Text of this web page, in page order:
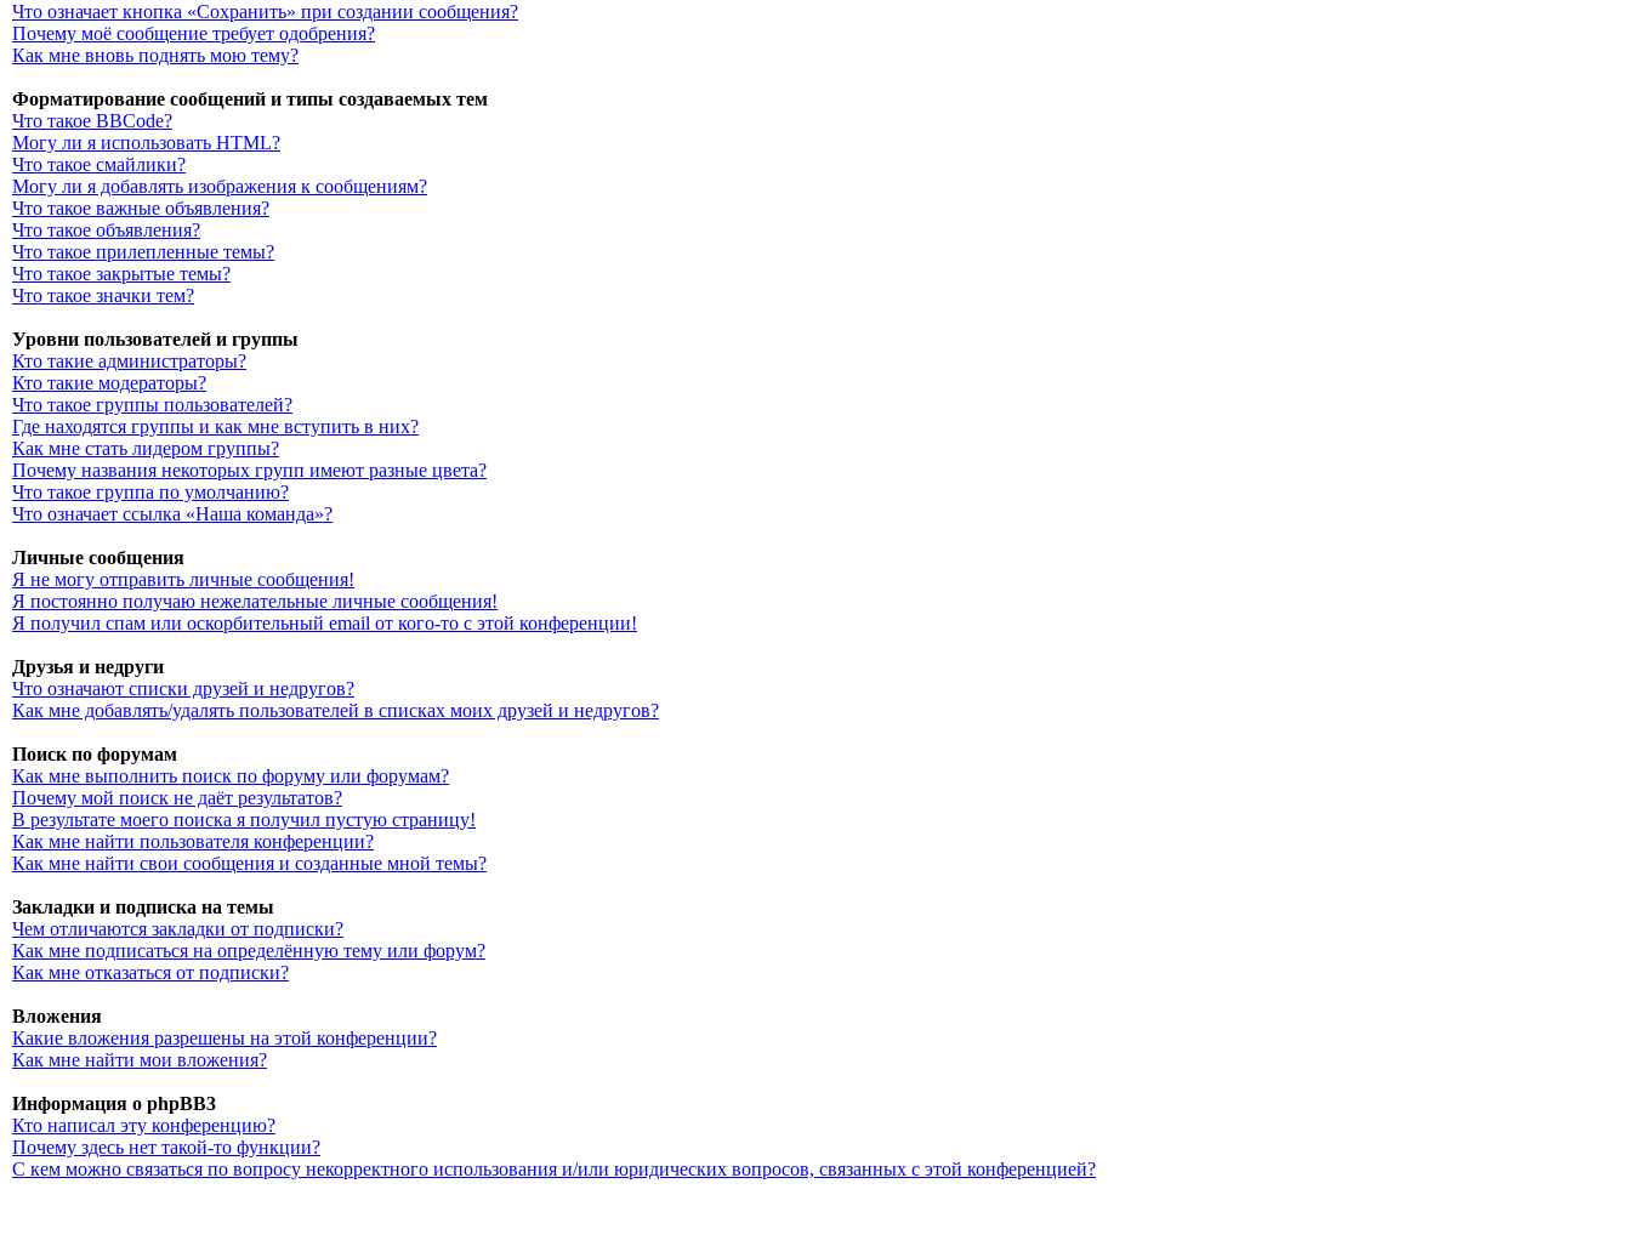
Что означает кнопка «Сохранить» при создании сообщения?
Почему моё сообщение требует одобрения?
Как мне вновь поднять мою тему?
Форматирование сообщений и типы создаваемых тем
Что такое BBCode?
Могу ли я использовать HTML?
Что такое смайлики?
Могу ли я добавлять изображения к сообщениям?
Что такое важные объявления?
Что такое объявления?
Что такое прилепленные темы?
Что такое закрытые темы?
Что такое значки тем?
Уровни пользователей и группы
Кто такие администраторы?
Кто такие модераторы?
Что такое группы пользователей?
Где находятся группы и как мне вступить в них?
Как мне стать лидером группы?
Почему названия некоторых групп имеют разные цвета?
Что такое группа по умолчанию?
Что означает ссылка «Наша команда»?
Личные сообщения
Я не могу отправить личные сообщения!
Я постоянно получаю нежелательные личные сообщения!
Я получил спам или оскорбительный email от кого-то с этой конференции!
Друзья и недруги
Что означают списки друзей и недругов?
Как мне добавлять/удалять пользователей в списках моих друзей и недругов?
Поиск по форумам
Как мне выполнить поиск по форуму или форумам?
Почему мой поиск не даёт результатов?
В результате моего поиска я получил пустую страницу!
Как мне найти пользователя конференции?
Как мне найти свои сообщения и созданные мной темы?
Закладки и подписка на темы
Чем отличаются закладки от подписки?
Как мне подписаться на определённую тему или форум?
Как мне отказаться от подписки?
Вложения
Какие вложения разрешены на этой конференции?
Как мне найти мои вложения?
Информация о phpBB3
Кто написал эту конференцию?
Почему здесь нет такой-то функции?
С кем можно связаться по вопросу некорректного использования и/или юридических вопросов, связанных с этой конференцией?